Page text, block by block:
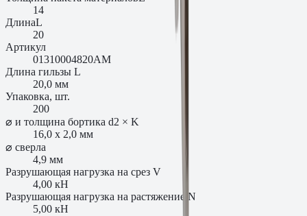
14
ДлинаL
20
Артикул
01310004820AM
Длина гильзы L
20,0 мм
Упаковка, шт.
200
⌀ и толщина бортика d2 × K
16,0 x 2,0 мм
⌀ сверла
4,9 мм
Разрушающая нагрузка на срез V
4,00 кН
Разрушающая нагрузка на растяжение N
5,00 кН